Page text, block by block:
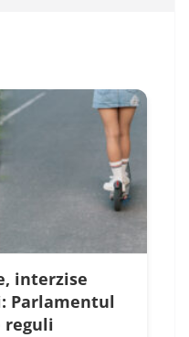
interzise
Parlamentul
reguli